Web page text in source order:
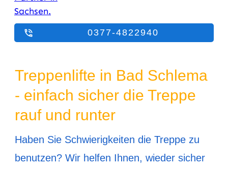
0377-4822940
Treppenlifte in Bad Schlema
- einfach sicher die Treppe
rauf und runter
Haben Sie Schwierigkeiten die Treppe zu
benutzen? Wir helfen Ihnen, wieder sicher